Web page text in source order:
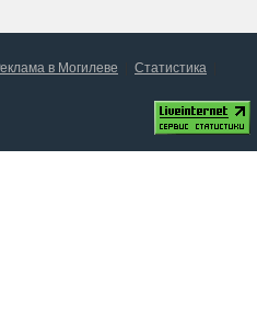
в Могилеве
Статистика